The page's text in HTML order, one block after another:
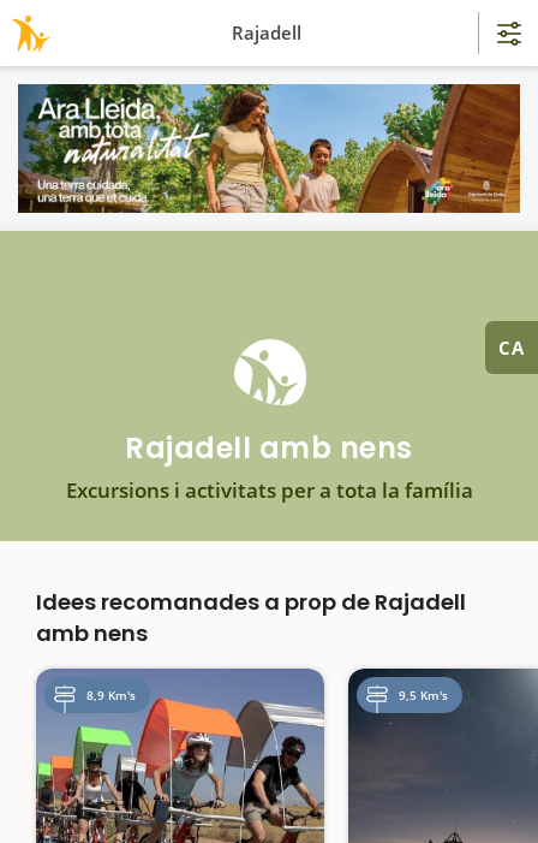
CA
Rajadell amb nens
Excursions i activitats per a tota la família
Idees recomanades a prop de Rajadell
amb nens
8,9 Km's 9,5 Km's
Rajadell